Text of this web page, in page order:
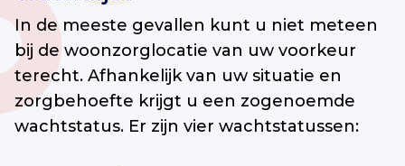
In de meeste gevallen kunt u niet meteen
bij de woonzorglocatie van uw voorkeur
terecht. Afhankelijk van uw situatie en
zorgbehoefte krijgt u een zogenoemde
wachtstatus. Er zijn vier wachtstatussen: